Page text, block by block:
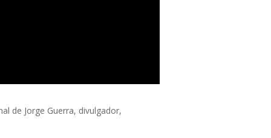
de Jorge Guerra, divulgador,